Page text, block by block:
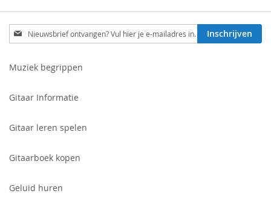
Schrijf
je
voor
Inschrijven
Muziek begrippen
Gitaar Informatie
Gitaar leren spelen
Gitaarboek kopen
Geluid huren